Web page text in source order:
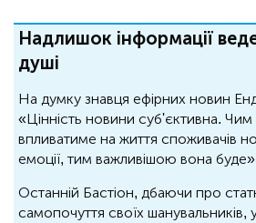
Надлишок інформації
душі
На думку знавця ефірних новин
«Цінність новини суб'єктивна.
впливатиме на життя споживачів
емоції, тим важливішою вона
Останній Бастіон, дбаючи про
самопочуття своїх шанувальників,